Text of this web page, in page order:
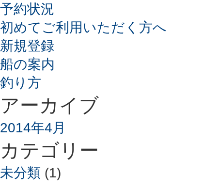
予約状況
初めてご利用いただく方へ
新規登録
船の案内
釣り方
アーカイブ
2014年4月
カテゴリー
未分類 (1)